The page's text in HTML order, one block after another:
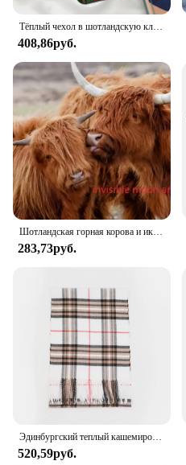
Тёплый чехол в шотландскую клетку для iPhone 16 15 14 13 12 11 Pro Max XR X XS Max Plus 12 13 Mini
408,86руб.
Шотландская горная корова и икры холст Художественная печать-сельский животный Настенный декор для гостиной
283,73руб.
Эдинбургский теплый кашемировый мужской шарф шаль шотландский шарф в шотландскую клетку
520,59руб.